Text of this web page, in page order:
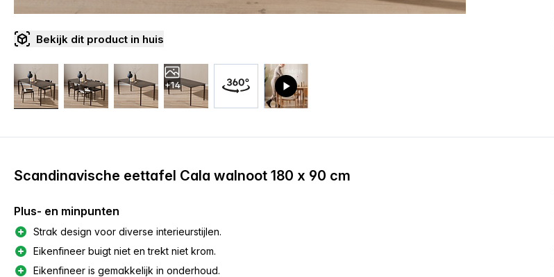
Bekijk dit product in huis
+14
Scandinavische eettafel Cala walnoot 180 x 90 cm
Plus- en minpunten
Strak design voor diverse interieurstijlen.
Eikenfineer buigt niet en trekt niet krom.
Eikenfineer is gemakkelijk in onderhoud.